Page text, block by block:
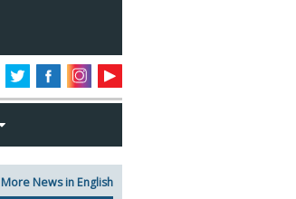
More News in English